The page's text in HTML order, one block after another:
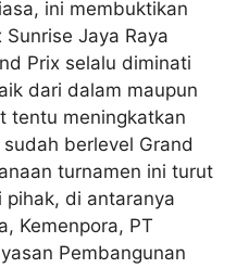
ini membuktikan
Jaya Raya
Prix selalu diminati
dari dalam maupun
tentu meningkatkan
berlevel Grand
turnamen ini turut
di antaranya
Kemenpora, PT
Pembangunan